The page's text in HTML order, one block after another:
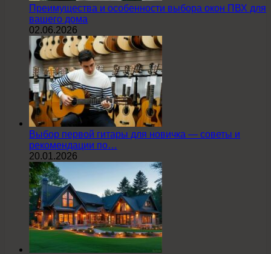
Преимущества и особенности выбора окон ПВХ для
вашего дома
02.06.2026
Выбор первой гитары для новичка — советы и
рекомендации по…
20.01.2026